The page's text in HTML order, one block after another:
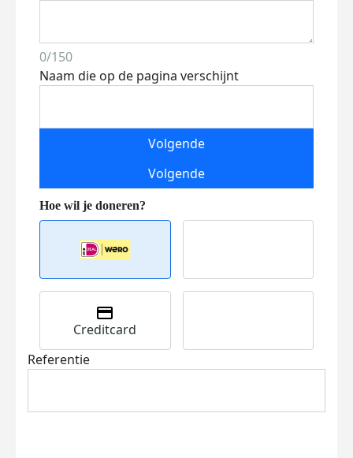
0/150
Naam die op de pagina verschijnt
Volgende
Volgende
Creditcard
Referentie